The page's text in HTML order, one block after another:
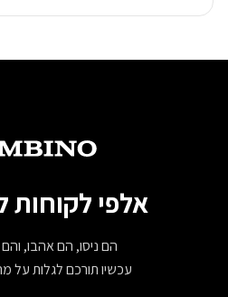
אלפי לקוחות
הם ניסו, הם אהבו, והם
עכשיו תורכם לגלות על